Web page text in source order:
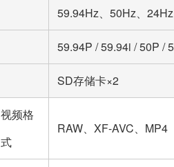
59.94Hz、50Hz、24Hz
59.94P / 59.94i / 50P /
SD存储卡×2
视频格
式
RAW、XF-AVC、MP4